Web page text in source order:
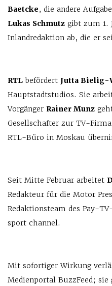
Baetcke, die andere
Lukas Schmutz gibt zum 1.
Inlandredaktion ab, die er
RTL befördert Jutta Bielig-
Hauptstadtstudios. Sie
Vorgänger Rainer Munz
Gesellschafter zur TV-
RTL-Büro in Moskau
Seit Mitte Februar arbeitet
Redakteur für die Motor
Redaktionsteam des Pay-
sport channel.
Mit sofortiger Wirkung
Medienportal BuzzFeed;